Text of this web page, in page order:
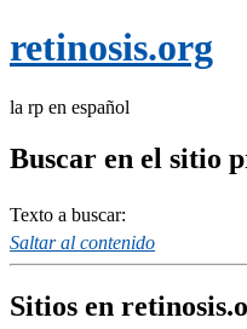
retinosis.org
la rp en español
Buscar en el sitio
Texto a buscar:
Saltar al contenido
Sitios en